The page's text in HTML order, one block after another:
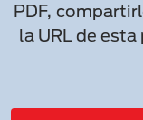
PDF,
la URL de